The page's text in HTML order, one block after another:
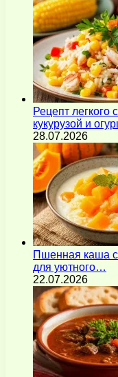
Рецепт легкого
кукурузой и
28.07.2026
Пшенная каша с
для уютного…
22.07.2026